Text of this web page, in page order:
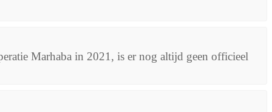
Marhaba in 2021, is er nog altijd geen officieel